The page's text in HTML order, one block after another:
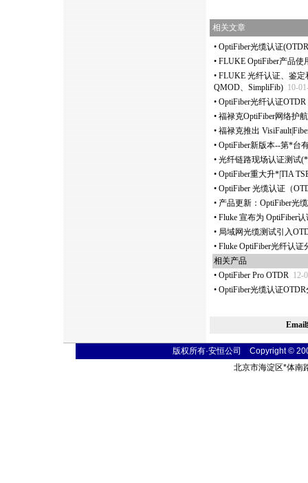
相关文章
• OptiFiber光缆认证
• FLUKE OptiFiber产品使
• FLUKE 光纤认证、鉴
QMOD、SimpliFib) 10-
• OptiFiber光纤认证
• 福禄克OptiFiber网络护
• 福禄克推出
• OptiFiber新版本--第*台
• 光纤链路现场认证测试(*
• OptiFiber重大升*|TIA
• OptiFiber 光缆认证（
• 产品更新：OptiFiber光
• Fluke 宣布为 OptiFiber认
• 局域网光缆测试引入
• Fluke OptiFiber光纤认
相关产品
• OptiFiber Pro OTDR 12-
• OptiFiber光缆认证
版权所有·安恒公司 Copyright ©
北京市海淀区*体南